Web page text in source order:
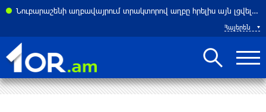
Նուբարաշենի աղբավայրում տրակտորով աղբը հրելիս այն լցվել է 29-ամյա աշխատակցի վրա. վերջինս մահացել է
Հայերեն